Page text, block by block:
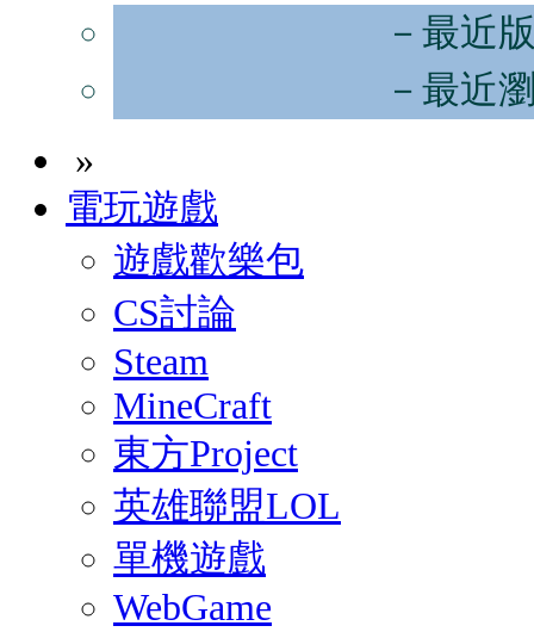
－最近
－最近
»
電玩遊戲
遊戲歡樂包
CS討論
Steam
MineCraft
東方Project
英雄聯盟LOL
單機遊戲
WebGame